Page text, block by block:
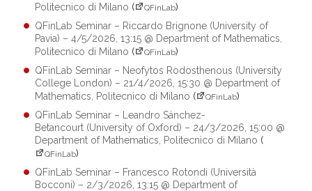
Politecnico di Milano ( QFinLab)
QFinLab Seminar – Riccardo Brignone (University of
Pavia) – 4/5/2026, 13:15 @ Department of Mathematics,
Politecnico di Milano ( QFinLab)
QFinLab Seminar – Neofytos Rodosthenous (University
College London) – 21/4/2026, 15:30 @ Department of
Mathematics, Politecnico di Milano ( QFinLab)
QFinLab Seminar – Leandro Sánchez-
Betancourt (University of Oxford) – 24/3/2026, 15:00 @
Department of Mathematics, Politecnico di Milano (
QFinLab)
QFinLab Seminar – Francesco Rotondi (Università
Bocconi) – 2/3/2026, 13:15 @ Department of